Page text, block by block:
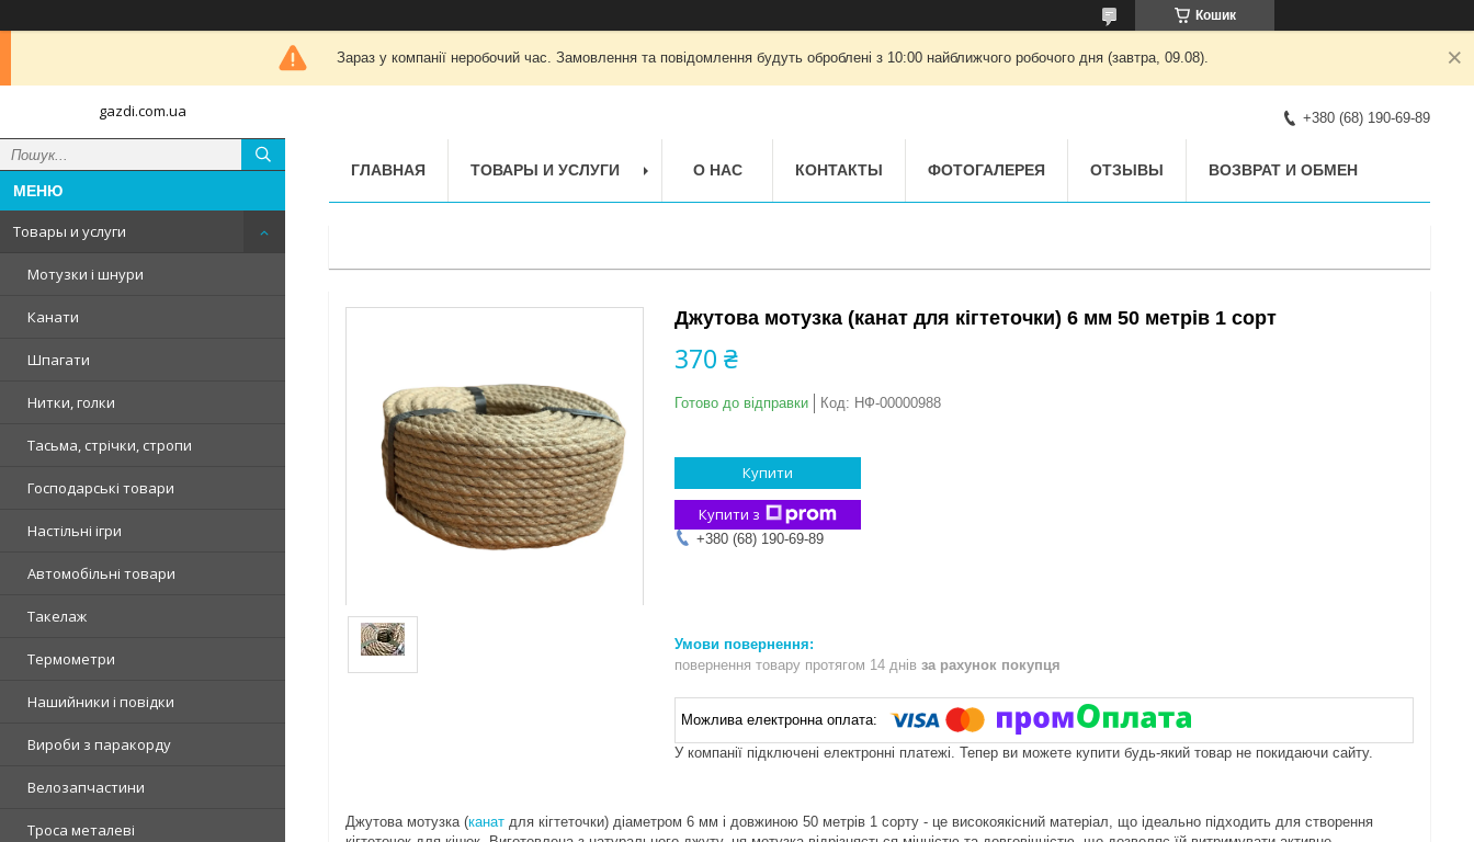
Кошик
Зараз у компанії неробочий час. Замовлення та повідомлення будуть оброблені з 10:00 найближчого робочого дня (завтра, 09.08).
gazdi.com.ua
Товары и услуги
Мотузки і шнури
Канати
Шпагати
Нитки, голки
Тасьма, стрічки, стропи
Господарські товари
Настільні ігри
Автомобільні товари
Такелаж
Термометри
Нашийники і повідки
Вироби з паракорду
Велозапчастини
Троса металеві
+380 (68) 190-69-89
ГЛАВНАЯ ТОВАРЫ И УСЛУГИ О НАС КОНТАКТЫ ФОТОГАЛЕРЕЯ ОТЗЫВЫ ВОЗВРАТ И ОБМЕН
Джутова мотузка (канат для кігтеточки) 6 мм 50 метрів 1 сорт
370 ₴
Готово до відправки Код: НФ-00000988
Купити
Купити з
+380 (68) 190-69-89
повернення товару протягом 14 днів за рахунок покупця
У компанії підключені електронні платежі. Тепер ви можете купити будь-який товар не покидаючи сайту.
Джутова мотузка (канат для кігтеточки) діаметром 6 мм і довжиною 50 метрів 1 сорту - це високоякісний матеріал, що ідеально підходить для створення